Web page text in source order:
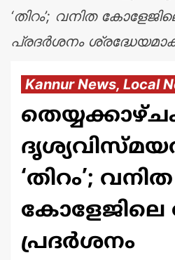
‘തിറം’; വനിത
പ്രദർശനം
Kannur News, Local
‘തിറം’; വനിത
കോളേജിലെ
പ്രദർശനം